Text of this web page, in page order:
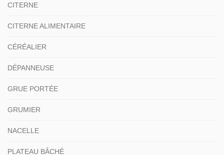
CITERNE
CITERNE ALIMENTAIRE
CÉRÉALIER
DÉPANNEUSE
GRUE PORTÉE
GRUMIER
NACELLE
PLATEAU BÂCHÉ